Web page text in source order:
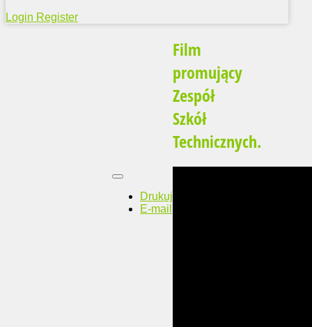
Login Register
Film
promujący
Zespół
Szkół
Technicznych.
Drukuj
E-mail